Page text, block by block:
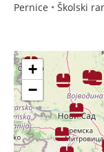
Pernice • Školski
Jadranska 7b
Bubamara stkr
+
−